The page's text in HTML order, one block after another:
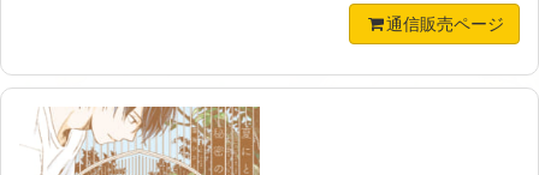
通信販売ページ